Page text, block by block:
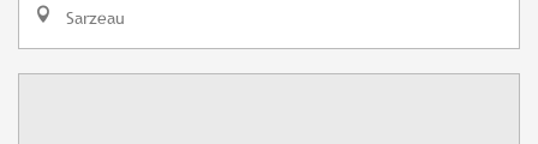
Sarzeau